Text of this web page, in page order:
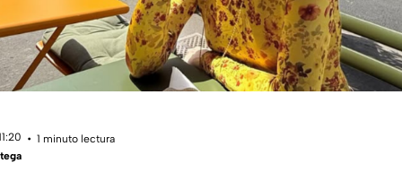
1 minuto lectura